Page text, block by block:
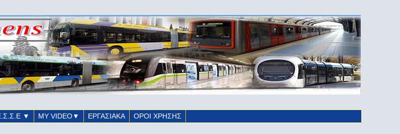
▼ ΜΥ VIDEO▼ ΕΡΓΑΣΙΑΚΑ ΟΡΟΙ ΧΡΗΣΗΣ